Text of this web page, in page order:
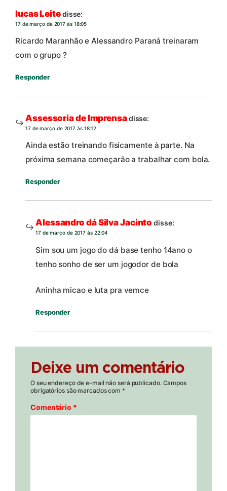
lucas Leitedisse:
17 de março de 2017 às 18:05
Ricardo Maranhão e Alessandro Paraná treinaram
com o grupo ?
Responder
Assessoria de Imprensadisse:
17 de março de 2017 às 18:12
Ainda estão treinando fisicamente à parte. Na
próxima semana começarão a trabalhar com bola.
Responder
Alessandro dá Silva Jacinto disse:
17 de março de 2017 às 22:04
Sim sou um jogo do dá base tenho 14ano o
tenho sonho de ser um jogodor de bola
Aninha micao e luta pra vemce
Responder
Deixe um comentário
O seu endereço de e-mail não será publicado. Campos
obrigatórios são marcados com *
Comentário *